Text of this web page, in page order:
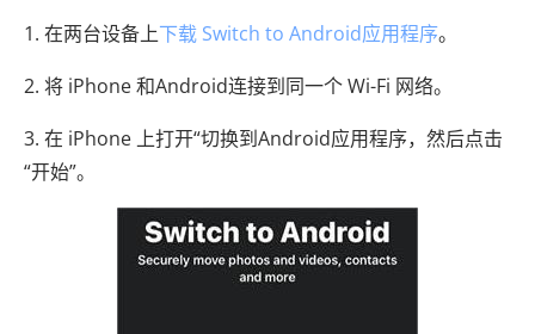
1. 在两台设备上下载 Switch to Android应用程序。
2. 将 iPhone 和Android连接到同一个 Wi-Fi 网络。
3. 在 iPhone 上打开“切换到Android应用程序，然后点击
“开始”。